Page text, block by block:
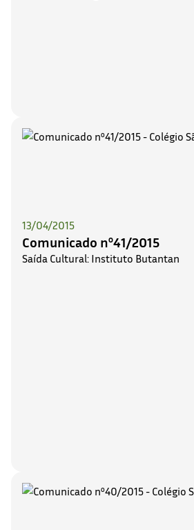
13/04/2015
Comunicado nº41/2015
Saída Cultural: Instituto Butantan